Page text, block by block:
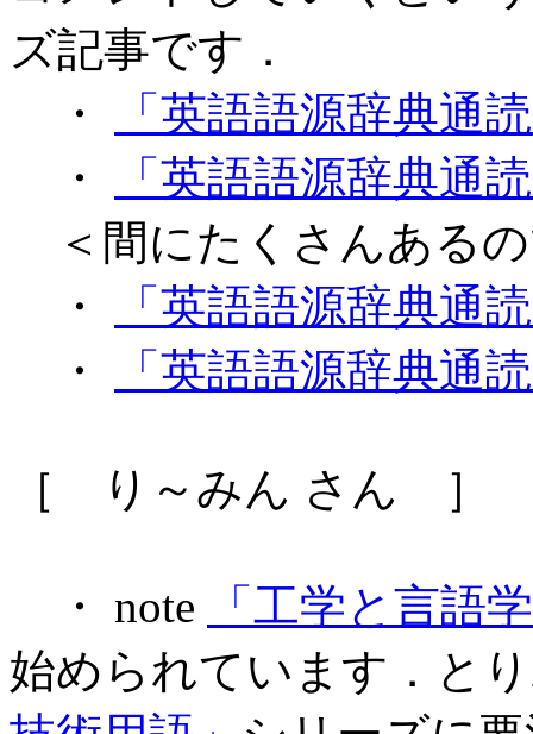
ズ記事です．
・
「英語語源辞典通
・
「英語語源辞典通
＜間にたくさんある
・
「英語語源辞典通
・
「英語語源辞典通
［ り～みん さん ］
・ note
「工学と言語
始められています．と